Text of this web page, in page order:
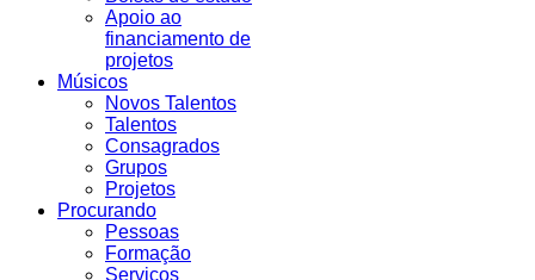
Apoio ao
financiamento de
projetos
Músicos
Novos Talentos
Talentos
Consagrados
Grupos
Projetos
Procurando
Pessoas
Formação
Serviços